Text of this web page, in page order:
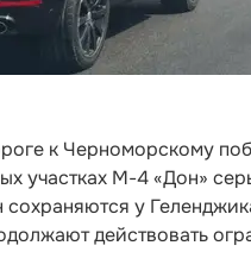
к Черноморскому
участках М-4 «Дон»
у
действовать